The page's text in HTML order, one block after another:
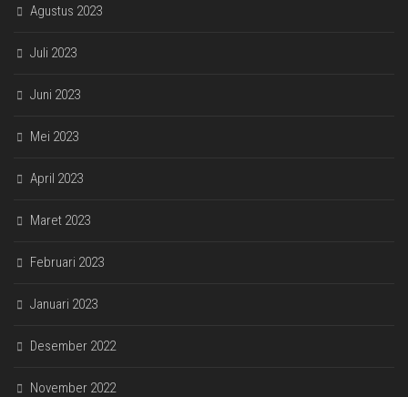
Agustus 2023
Juli 2023
Juni 2023
Mei 2023
April 2023
Maret 2023
Februari 2023
Januari 2023
Desember 2022
November 2022